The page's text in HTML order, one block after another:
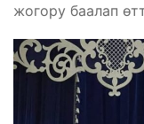
жогору баалап